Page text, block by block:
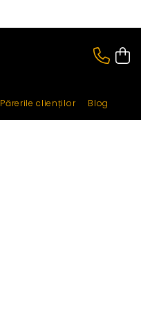
Părerile clienților Blog